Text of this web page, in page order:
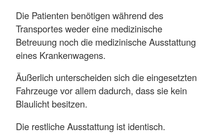
Die Patienten benötigen während des
Transportes weder eine medizinische
Betreuung noch die medizinische Ausstattung
eines Krankenwagens.
Äußerlich unterscheiden sich die eingesetzten
Fahrzeuge vor allem dadurch, dass sie kein
Blaulicht besitzen.
Die restliche Ausstattung ist identisch.